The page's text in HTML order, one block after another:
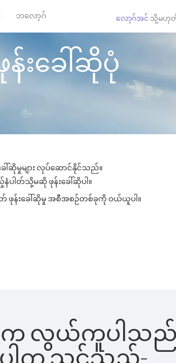
ဘလော့ဂ် လော့ဂ်အင် သို့မဟု
န်းခေါ်ဆိုပုံ
ေါ်ဆိုမှုများ လုပ်ဆောင်နိုင်သည်။
ပါတ်သို့မဆို ဖုန်းခေါ်ဆိုပါ။
ဖုန်းခေါ်ဆိုမှု အစီအစဉ်တစ်ခုကို ဝယ်ယူပါ။
င်းက လွယ်ကူပါသ
ရှိပါက သင်သည်-